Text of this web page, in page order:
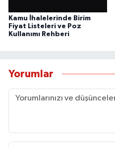
Kamu İhalelerinde Birim
Fiyat Listeleri ve Poz
Kullanımı Rehberi
Yorumlar